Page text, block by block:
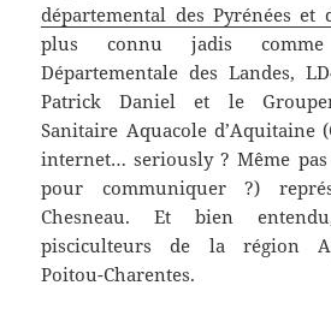
départemental des Pyrénées et
plus connu jadis
Départementale des Landes,
Patrick Daniel et le
Sanitaire Aquacole d’Aquitaine
internet… seriously ? Même
pour communiquer ?)
Chesneau. Et bien
pisciculteurs de la région
Poitou-Charentes.